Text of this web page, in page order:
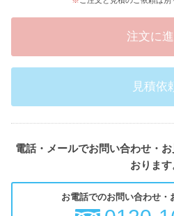
注文に
見積依
電話・メールでお問い合わせ・
おります
お電話でのお問い合わせ・